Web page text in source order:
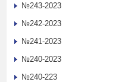
№243-2023
№242-2023
№241-2023
№240-2023
№240-223